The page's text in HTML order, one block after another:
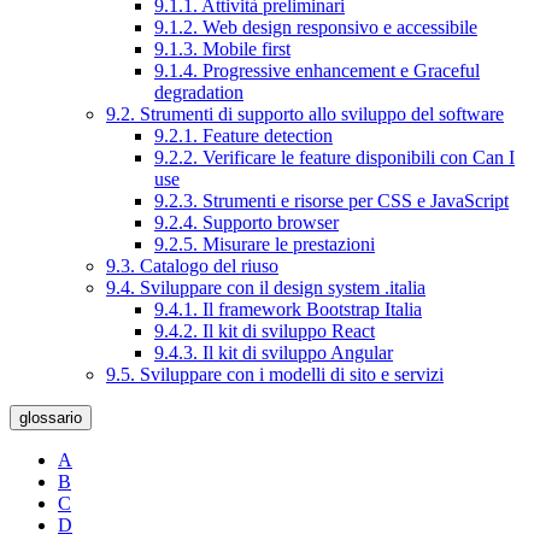
9.1.1. Attività preliminari
9.1.2. Web design responsivo e accessibile
9.1.3. Mobile first
9.1.4. Progressive enhancement e Graceful
degradation
9.2. Strumenti di supporto allo sviluppo del software
9.2.1. Feature detection
9.2.2. Verificare le feature disponibili con Can I
use
9.2.3. Strumenti e risorse per CSS e JavaScript
9.2.4. Supporto browser
9.2.5. Misurare le prestazioni
9.3. Catalogo del riuso
9.4. Sviluppare con il design system .italia
9.4.1. Il framework Bootstrap Italia
9.4.2. Il kit di sviluppo React
9.4.3. Il kit di sviluppo Angular
9.5. Sviluppare con i modelli di sito e servizi
glossario
A
B
C
D